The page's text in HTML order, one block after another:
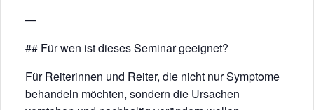
—
## Für wen ist dieses Seminar geeignet?
Für Reiterinnen und Reiter, die nicht nur Symptome
behandeln möchten, sondern die Ursachen